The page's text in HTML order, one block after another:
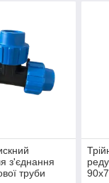
з'єднання
труби